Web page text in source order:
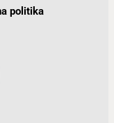
politika